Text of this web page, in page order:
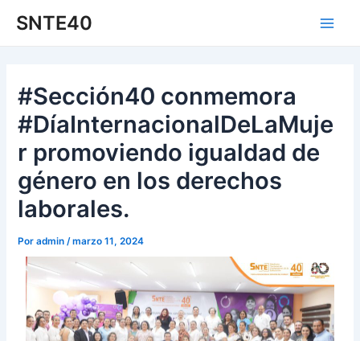
SNTE40
Main
#Sección40 conmemora
#DíaInternacionalDeLaMuje
r promoviendo igualdad de
género en los derechos
laborales.
Poradmin/marzo 11, 2024
de